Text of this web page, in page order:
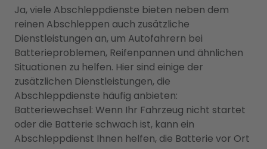
Ja, viele Abschleppdienste bieten neben dem
reinen Abschleppen auch zusätzliche
Dienstleistungen an, um Autofahrern bei
Batterieproblemen, Reifenpannen und ähnlichen
Situationen zu helfen. Hier sind einige der
zusätzlichen Dienstleistungen, die
Abschleppdienste häufig anbieten:
Batteriewechsel: Wenn Ihr Fahrzeug nicht startet
oder die Batterie schwach ist, kann ein
Abschleppdienst Ihnen helfen, die Batterie vor Ort